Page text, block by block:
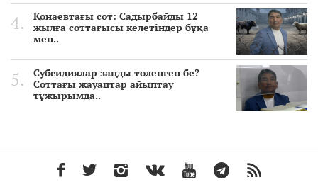
Қонаевтағы сот: Садырбайды 12
жылға соттағысы келетіндер бұқа
мен..
Субсидиялар заңды төленген бе?
Соттағы жауаптар айыптау
тұжырымда..